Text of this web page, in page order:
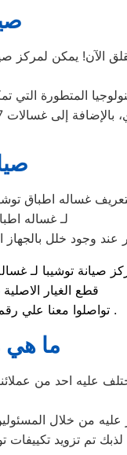
الآن! يمكن
المتطورة
غساله اطباق
لـ غساله
قطع الغيار
تواصلوا معنا علي رقم مركز خدمة توكيل توشيبا لـ غساله اطباق بمصر و المحافظات .
ما هي
عليه احد من
عليه من خلال
لذبك تم تزويد